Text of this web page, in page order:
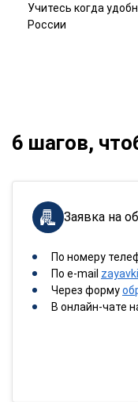
Учитесь когда
России
6 шагов,
Заявка на
По номеру
По e-mail
Через форму
В онлайн-чате